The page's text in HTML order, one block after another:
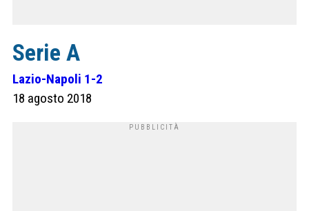
Serie A
Lazio-Napoli 1-2
18 agosto 2018